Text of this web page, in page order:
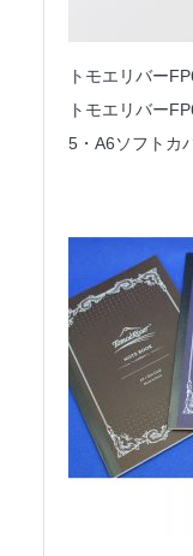
トモエリバー
トモエリバー
5・A6ソフトカ